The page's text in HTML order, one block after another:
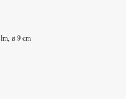
ø 9 cm